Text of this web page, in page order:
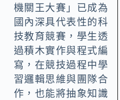
機關王大賽」已成為
國內深具代表性的科
技教育競賽，學生透
過積木實作與程式編
寫，在競技過程中學
習邏輯思維與團隊合
作，也能將抽象知識